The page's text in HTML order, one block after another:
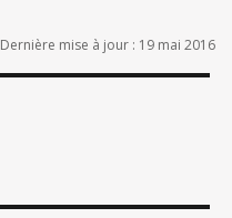
Dernière mise à jour : 19 mai 2016